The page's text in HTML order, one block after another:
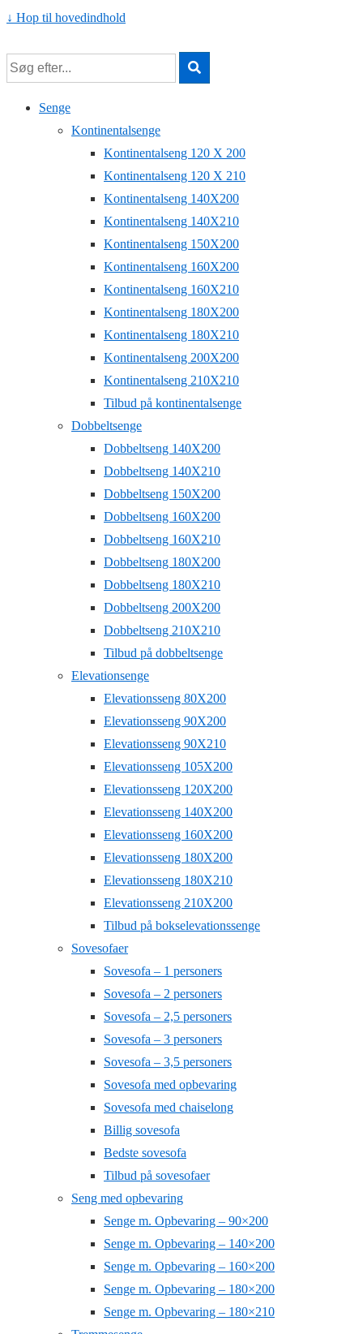
↓ Hop til hovedindhold
Senge
Kontinentalsenge
Kontinentalseng 120 X 200
Kontinentalseng 120 X 210
Kontinentalseng 140X200
Kontinentalseng 140X210
Kontinentalseng 150X200
Kontinentalseng 160X200
Kontinentalseng 160X210
Kontinentalseng 180X200
Kontinentalseng 180X210
Kontinentalseng 200X200
Kontinentalseng 210X210
Tilbud på kontinentalsenge
Dobbeltsenge
Dobbeltseng 140X200
Dobbeltseng 140X210
Dobbeltseng 150X200
Dobbeltseng 160X200
Dobbeltseng 160X210
Dobbeltseng 180X200
Dobbeltseng 180X210
Dobbeltseng 200X200
Dobbeltseng 210X210
Tilbud på dobbeltsenge
Elevationsenge
Elevationsseng 80X200
Elevationsseng 90X200
Elevationsseng 90X210
Elevationsseng 105X200
Elevationsseng 120X200
Elevationsseng 140X200
Elevationsseng 160X200
Elevationsseng 180X200
Elevationsseng 180X210
Elevationsseng 210X200
Tilbud på bokselevationssenge
Sovesofaer
Sovesofa – 1 personers
Sovesofa – 2 personers
Sovesofa – 2,5 personers
Sovesofa – 3 personers
Sovesofa – 3,5 personers
Sovesofa med opbevaring
Sovesofa med chaiselong
Billig sovesofa
Bedste sovesofa
Tilbud på sovesofaer
Seng med opbevaring
Senge m. Opbevaring – 90×200
Senge m. Opbevaring – 140×200
Senge m. Opbevaring – 160×200
Senge m. Opbevaring – 180×200
Senge m. Opbevaring – 180×210